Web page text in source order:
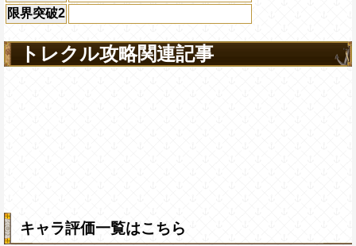
限界突破2
トレクル攻略関連記事
キャラ評価一覧はこちら